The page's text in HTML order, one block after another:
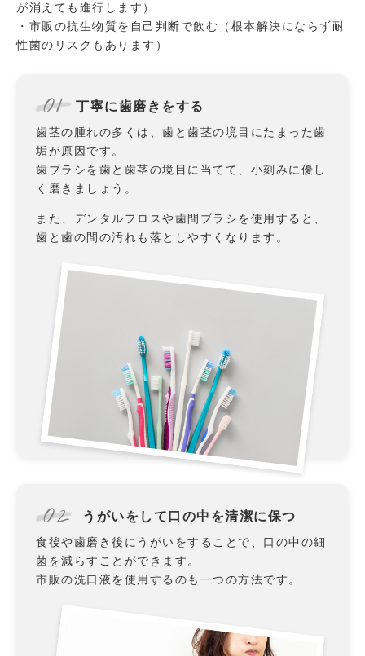
が消えても進行します）
・市販の抗生物質を自己判断で飲む（根本解決にならず耐
性菌のリスクもあります）
01 丁寧に歯磨きをする
歯茎の腫れの多くは、歯と歯茎の境目にたまった歯
垢が原因です。
歯ブラシを歯と歯茎の境目に当てて、小刻みに優し
く磨きましょう。
また、デンタルフロスや歯間ブラシを使用すると、
歯と歯の間の汚れも落としやすくなります。
02 うがいをして口の中を清潔に保つ
食後や歯磨き後にうがいをすることで、口の中の細
菌を減らすことができます。
市販の洗口液を使用するのも一つの方法です。